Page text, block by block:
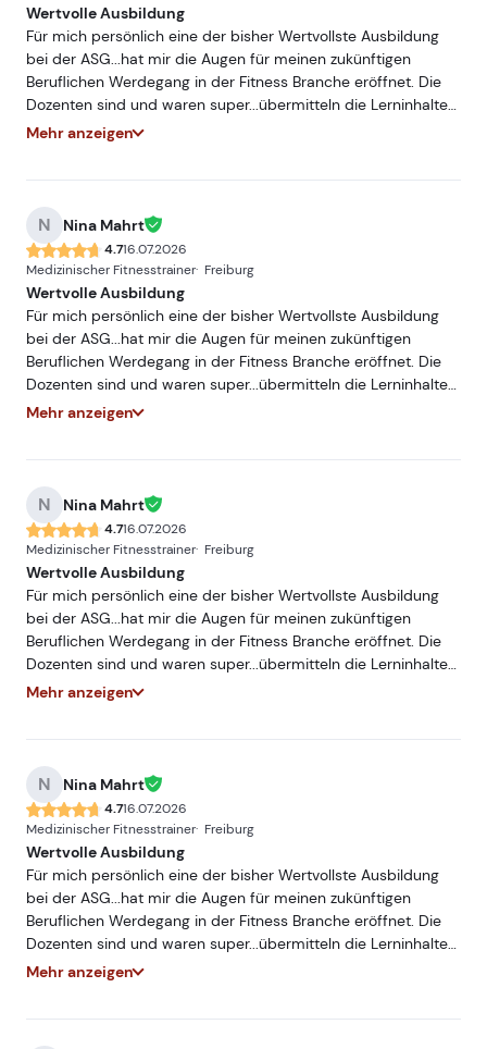
Wertvolle Ausbildung
Für mich persönlich eine der bisher Wertvollste Ausbildung
bei der ASG...hat mir die Augen für meinen zukünftigen
Beruflichen Werdegang in der Fitness Branche eröffnet. Die
Dozenten sind und waren super...übermitteln die Lerninhalte
sehr Praxisnah und mit hohem Fachwissen...würde und werde
Mehr anzeigen
N Nina Mahrt
4.716.07.2026
Medizinischer Fitnesstrainer Freiburg
Wertvolle Ausbildung
Für mich persönlich eine der bisher Wertvollste Ausbildung
bei der ASG...hat mir die Augen für meinen zukünftigen
Beruflichen Werdegang in der Fitness Branche eröffnet. Die
Dozenten sind und waren super...übermitteln die Lerninhalte
sehr Praxisnah und mit hohem Fachwissen...würde und werde
Mehr anzeigen
N Nina Mahrt
4.716.07.2026
Medizinischer Fitnesstrainer Freiburg
Wertvolle Ausbildung
Für mich persönlich eine der bisher Wertvollste Ausbildung
bei der ASG...hat mir die Augen für meinen zukünftigen
Beruflichen Werdegang in der Fitness Branche eröffnet. Die
Dozenten sind und waren super...übermitteln die Lerninhalte
sehr Praxisnah und mit hohem Fachwissen...würde und werde
Mehr anzeigen
N Nina Mahrt
4.716.07.2026
Medizinischer Fitnesstrainer Freiburg
Wertvolle Ausbildung
Für mich persönlich eine der bisher Wertvollste Ausbildung
bei der ASG...hat mir die Augen für meinen zukünftigen
Beruflichen Werdegang in der Fitness Branche eröffnet. Die
Dozenten sind und waren super...übermitteln die Lerninhalte
sehr Praxisnah und mit hohem Fachwissen...würde und werde
Mehr anzeigen